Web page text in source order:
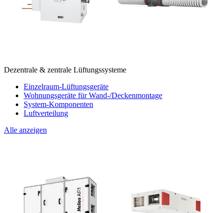
Dezentrale & zentrale Lüftungssysteme
Einzelraum-Lüftungsgeräte
Wohnungsgeräte für Wand-/Deckenmontage
System-Komponenten
Luftverteilung
Alle anzeigen